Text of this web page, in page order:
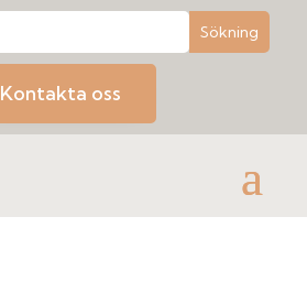
Kontakta oss